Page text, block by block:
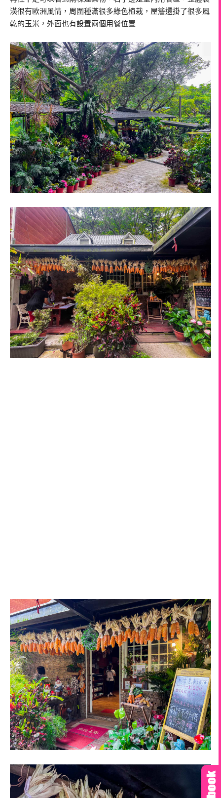
潢很有歐洲風情，周圍種滿很多綠色植栽，屋簷還掛了很多風
乾的玉米，外面也有設置兩個用餐位置